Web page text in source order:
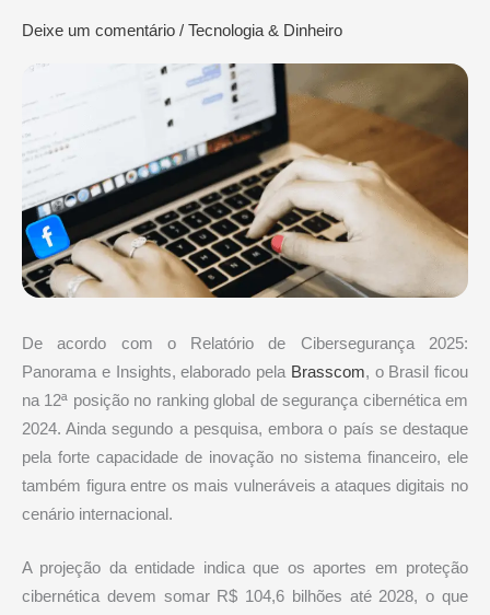
Deixe um comentário / Tecnologia & Dinheiro
De acordo com o Relatório de Cibersegurança 2025:
Panorama e Insights, elaborado pela Brasscom, o Brasil ficou
na 12ª posição no ranking global de segurança cibernética em
2024. Ainda segundo a pesquisa, embora o país se destaque
pela forte capacidade de inovação no sistema financeiro, ele
também figura entre os mais vulneráveis a ataques digitais no
cenário internacional.
A projeção da entidade indica que os aportes em proteção
cibernética devem somar R$ 104,6 bilhões até 2028, o que